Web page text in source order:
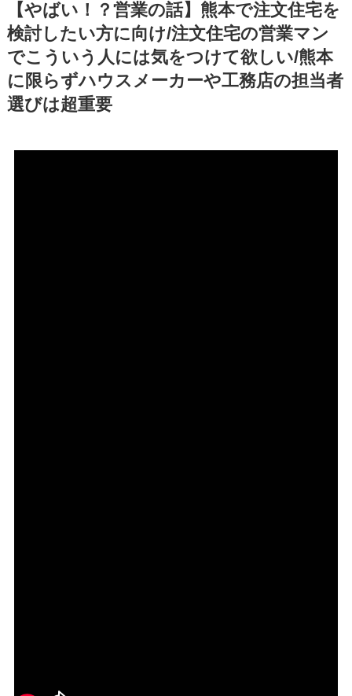
【やばい！？営業の話】熊本で注文住宅を
検討したい方に向け/注文住宅の営業マン
でこういう人には気をつけて欲しい/熊本
に限らずハウスメーカーや工務店の担当者
選びは超重要